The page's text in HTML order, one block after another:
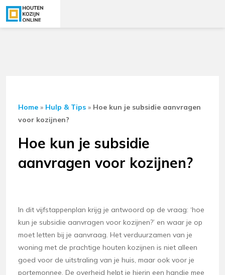
Home » Hulp & Tips » Hoe kun je subsidie aanvragen
voor kozijnen?
Hoe kun je subsidie
aanvragen voor kozijnen?
In dit vijfstappenplan krijg je antwoord op de vraag: ‘hoe
kun je subsidie aanvragen voor kozijnen?’ en waar je op
moet letten bij je aanvraag. Het verduurzamen van je
woning met de prachtige houten kozijnen is niet alleen
goed voor de uitstraling van je huis, maar ook voor je
portemonnee. De overheid helpt je hierin een handje mee